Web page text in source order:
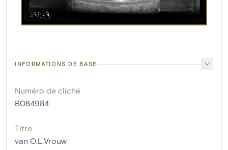
INFORMATIONS DE BASE
Numéro de cliché
B084984
Titre
van O.L.Vrouw